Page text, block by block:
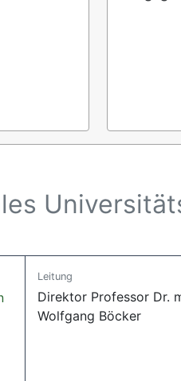
Leitung
Direktor Professor Dr.
Wolfgang Böcker